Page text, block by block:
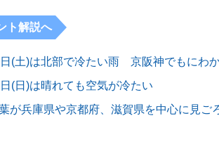
ト解説へ
(土)は北部で冷たい雨 京阪神でもにわ
(日)は晴れても空気が冷たい
が兵庫県や京都府、滋賀県を中心に見ご